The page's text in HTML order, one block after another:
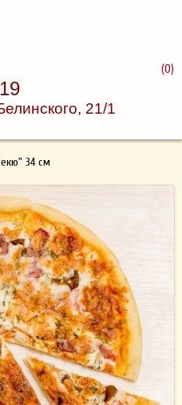
21/1
(0)
и пиццы
34 см